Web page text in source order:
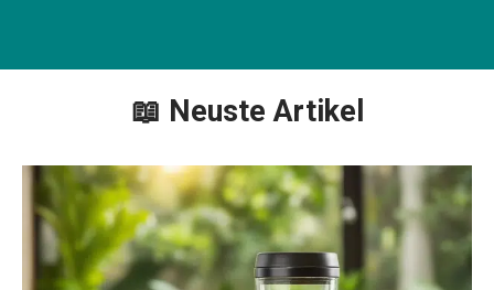
📖 Neuste Artikel